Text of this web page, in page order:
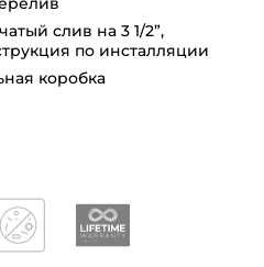
слив на 3 1/2”,
по инсталляции
коробка